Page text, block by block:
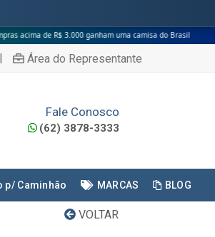
ganham uma camisa do Brasil
| Área do Representante
Fale Conosco
(62) 3878-3333
p/ Caminhão MARCAS BLOG
VOLTAR